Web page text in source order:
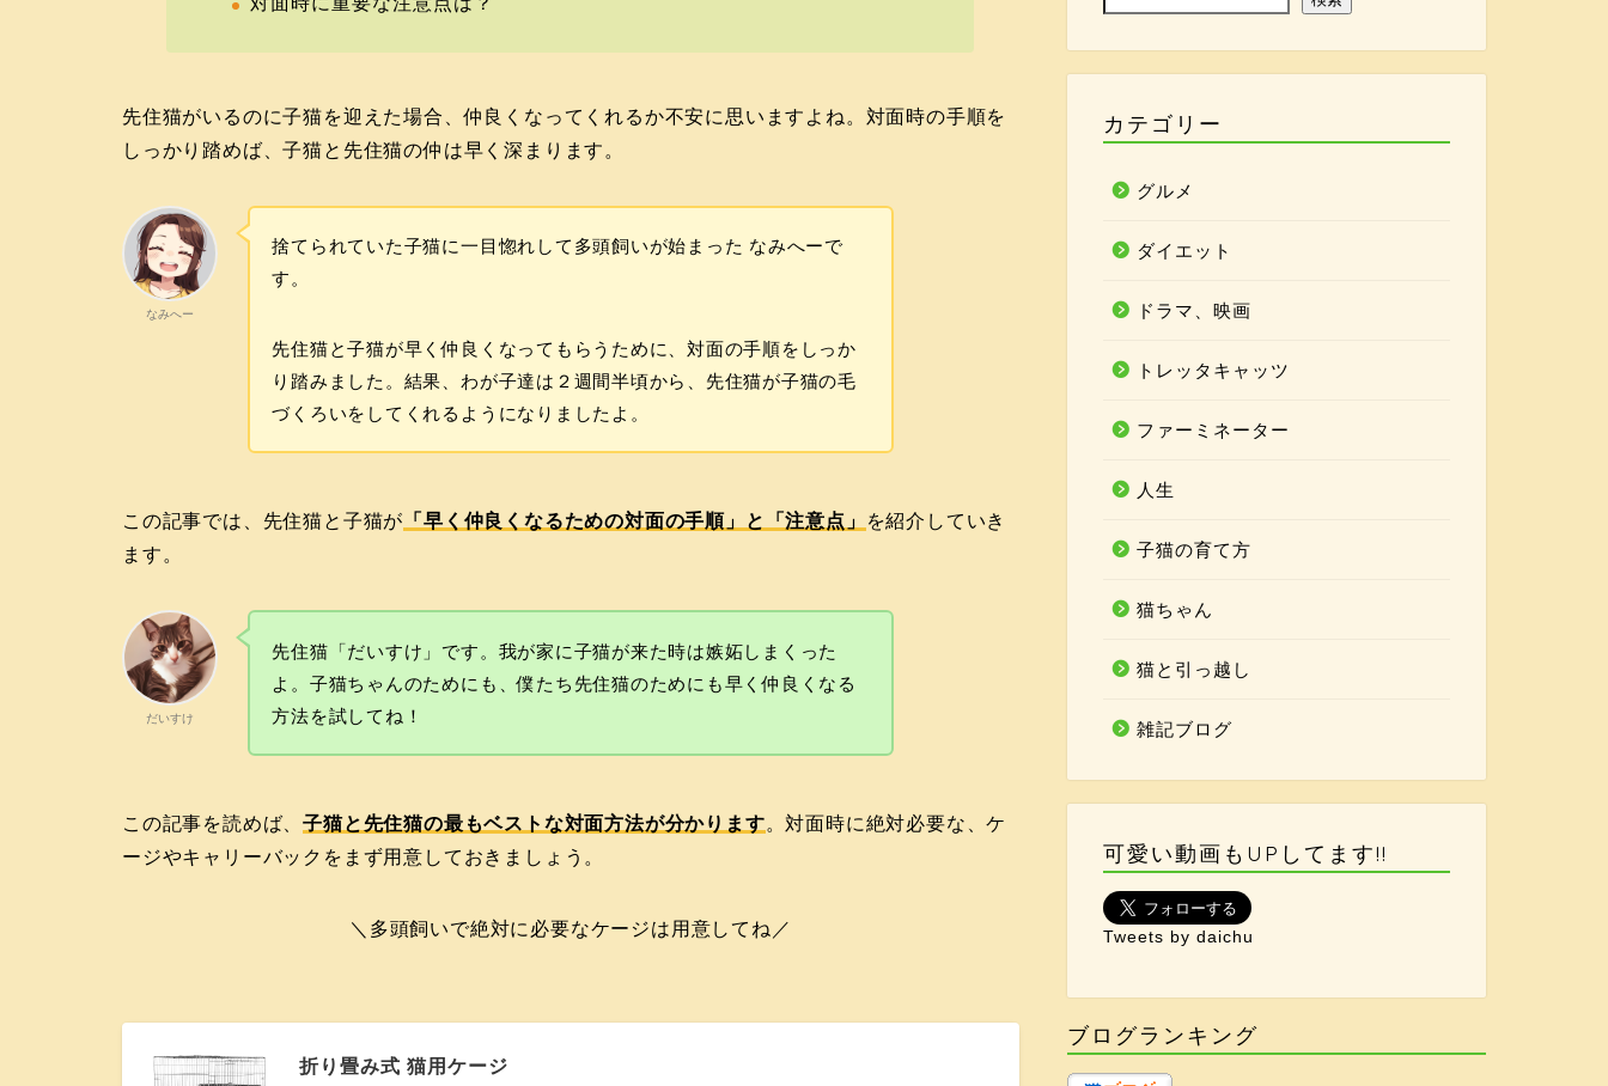
先住猫がいるのに子猫を迎えた場合、仲良くなってくれるか不安に思いますよね。対面時の手順を
しっかり踏めば、子猫と先住猫の仲は早く深まります。
なみへー
捨てられていた子猫に一目惚れして多頭飼いが始まった なみへーで
す。
先住猫と子猫が早く仲良くなってもらうために、対面の手順をしっか
り踏みました。結果、わが子達は２週間半頃から、先住猫が子猫の毛
づくろいをしてくれるようになりましたよ。
この記事では、先住猫と子猫が 「早く仲良くなるための対面の手順」と「注意点」
を紹介していき
ます。
だいすけ
先住猫「だいすけ」です。我が家に子猫が来た時は嫉妬しまくった
よ。子猫ちゃんのためにも、僕たち先住猫のためにも早く仲良くなる
方法を試してね！
この記事を読めば、子猫と先住猫の最もベストな対面方法が分かります。対面時に絶対必要な、ケ
ージやキャリーバックをまず用意しておきましょう。
＼多頭飼いで絶対に必要なケージは用意してね／
折り畳み式 猫用ケージ
カテゴリー
グルメ
ダイエット
ドラマ、映画
トレッタキャッツ
ファーミネーター
人生
子猫の育て方
猫ちゃん
猫と引っ越し
雑記ブログ
可愛い動画もUPしてます!!
Tweets by daichu
ブログランキング